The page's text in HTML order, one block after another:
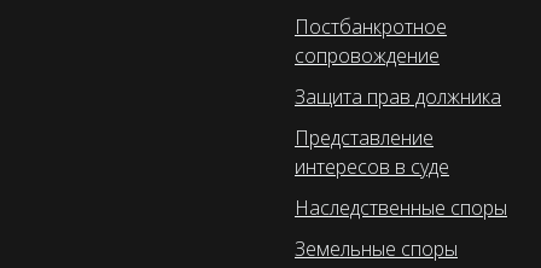
Постбанкротное
сопровождение
Защита прав должника
Представление
интересов в суде
Наследственные споры
Земельные споры